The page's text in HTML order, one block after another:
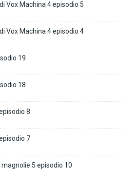
Vox Machina 4 episodio 5
Vox Machina 4 episodio 4
19
18
8
7
magnolie 5 episodio 10